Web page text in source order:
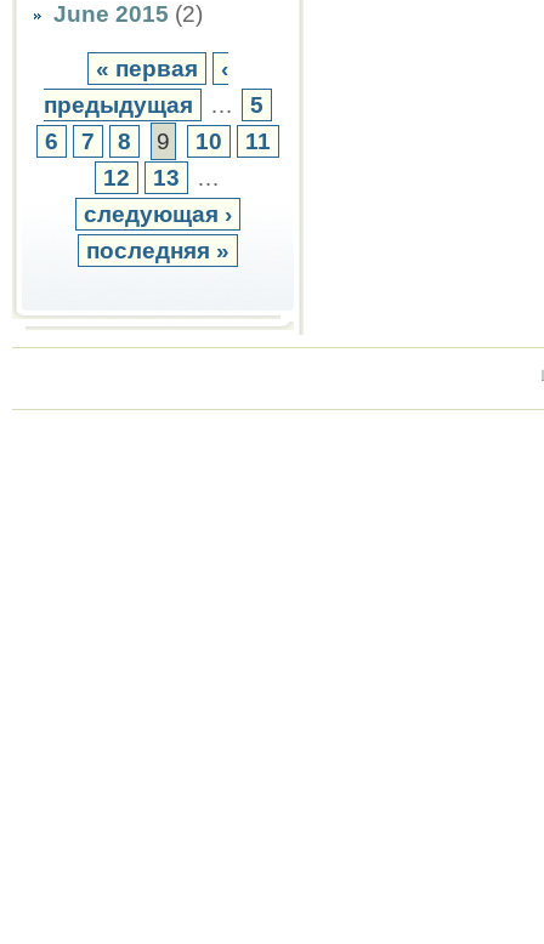
June 2015 (2)
« первая
‹
предыдущая
…
5
6
7 8 9 10
11
12
13
…
следующая ›
последняя »